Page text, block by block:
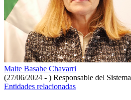
Maite Basabe Chavarri
(27/06/2024 - ) Responsable del Sistema
Entidades relacionadas